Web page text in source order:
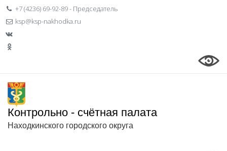
+7 (4236) 69-92-89 - Председатель
ksp@ksp-nakhodka.ru
Контрольно - счётная палата
Находкинского городского округа